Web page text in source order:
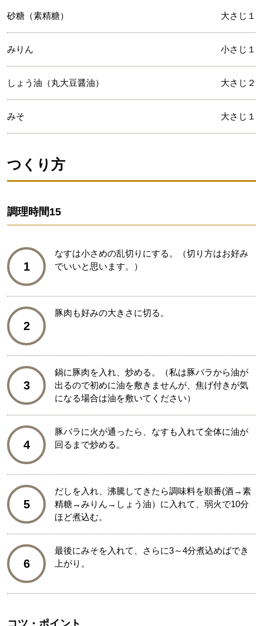
砂糖（素精糖） 大さじ１
みりん 小さじ１
しょう油（丸大豆醤油） 大さじ２
みそ 大さじ１
つくり方
調理時間15
1
なすは小さめの乱切りにする。（切り方はお好み
でいいと思います。）
2
豚肉も好みの大きさに切る。
3
鍋に豚肉を入れ、炒める。（私は豚バラから油が
出るので初めに油を敷きませんが、焦げ付きが気
になる場合は油を敷いてください）
4
豚バラに火が通ったら、なすも入れて全体に油が
回るまで炒める。
5
だしを入れ、沸騰してきたら調味料を順番(酒→素
精糖→みりん→しょう油）に入れて、弱火で10分
ほど煮込む。
6
最後にみそを入れて、さらに3～4分煮込めばでき
上がり。